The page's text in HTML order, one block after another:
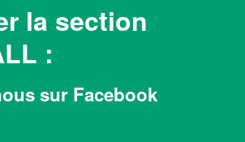
la section
:
sur Facebook